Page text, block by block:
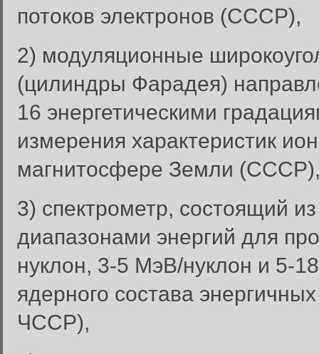
потоков электронов (СССР),
2) модуляционные
(цилиндры Фарадея)
16 энергетическими
измерения характеристик
магнитосфере Земли
3) спектрометр, состоящий
диапазонами энергий для
нуклон, 3-5 МэВ/нуклон и 5-
ядерного состава
ЧССР),